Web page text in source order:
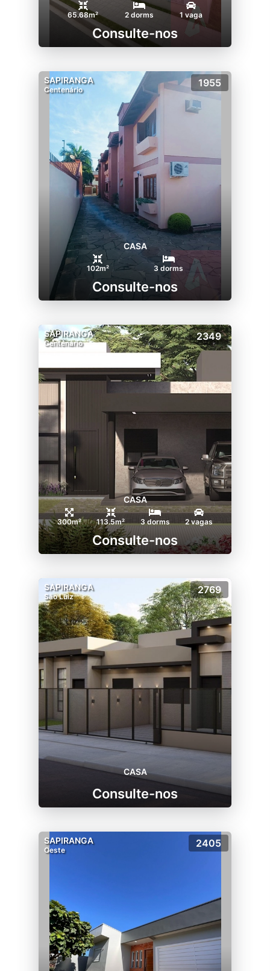
65.68m² 2 dorms 1 vaga
Consulte-nos
SAPIRANGA
Centenário
1955
CASA
102m² 3 dorms
Consulte-nos
SAPIRANGA
Centenário
2349
CASA
300m² 113.5m² 3 dorms 2 vagas
Consulte-nos
SAPIRANGA
São Luiz
2769
CASA
Consulte-nos
SAPIRANGA
Oeste
2405